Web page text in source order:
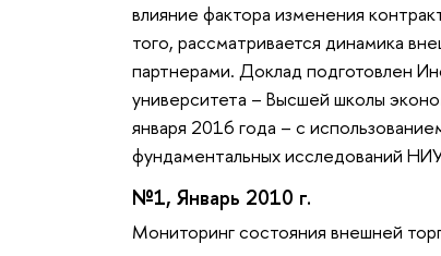
влияние фактора изменения
того, рассматривается динамика
партнерами. Доклад подготовлен
университета – Высшей школы
января 2016 года – с
фундаментальных исследований
№1, Январь 2010 г.
Мониторинг состояния внешней